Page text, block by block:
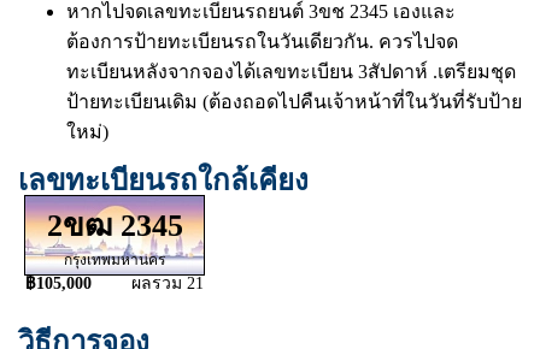
หากไปจดเลขทะเบียนรถยนต์ 3ขช 2345 เองและ
ต้องการป้ายทะเบียนรถในวันเดียวกัน. ควรไปจด
ทะเบียนหลังจากจองได้เลขทะเบียน 3สัปดาห์ .เตรียมชุด
ป้ายทะเบียนเดิม (ต้องถอดไปคืนเจ้าหน้าที่ในวันที่รับป้าย
ใหม่)
เลขทะเบียนรถใกล้เคียง
2ขฒ 2345
กรุงเทพมหานคร
฿105,000 ผลรวม 21
วิธีการจอง